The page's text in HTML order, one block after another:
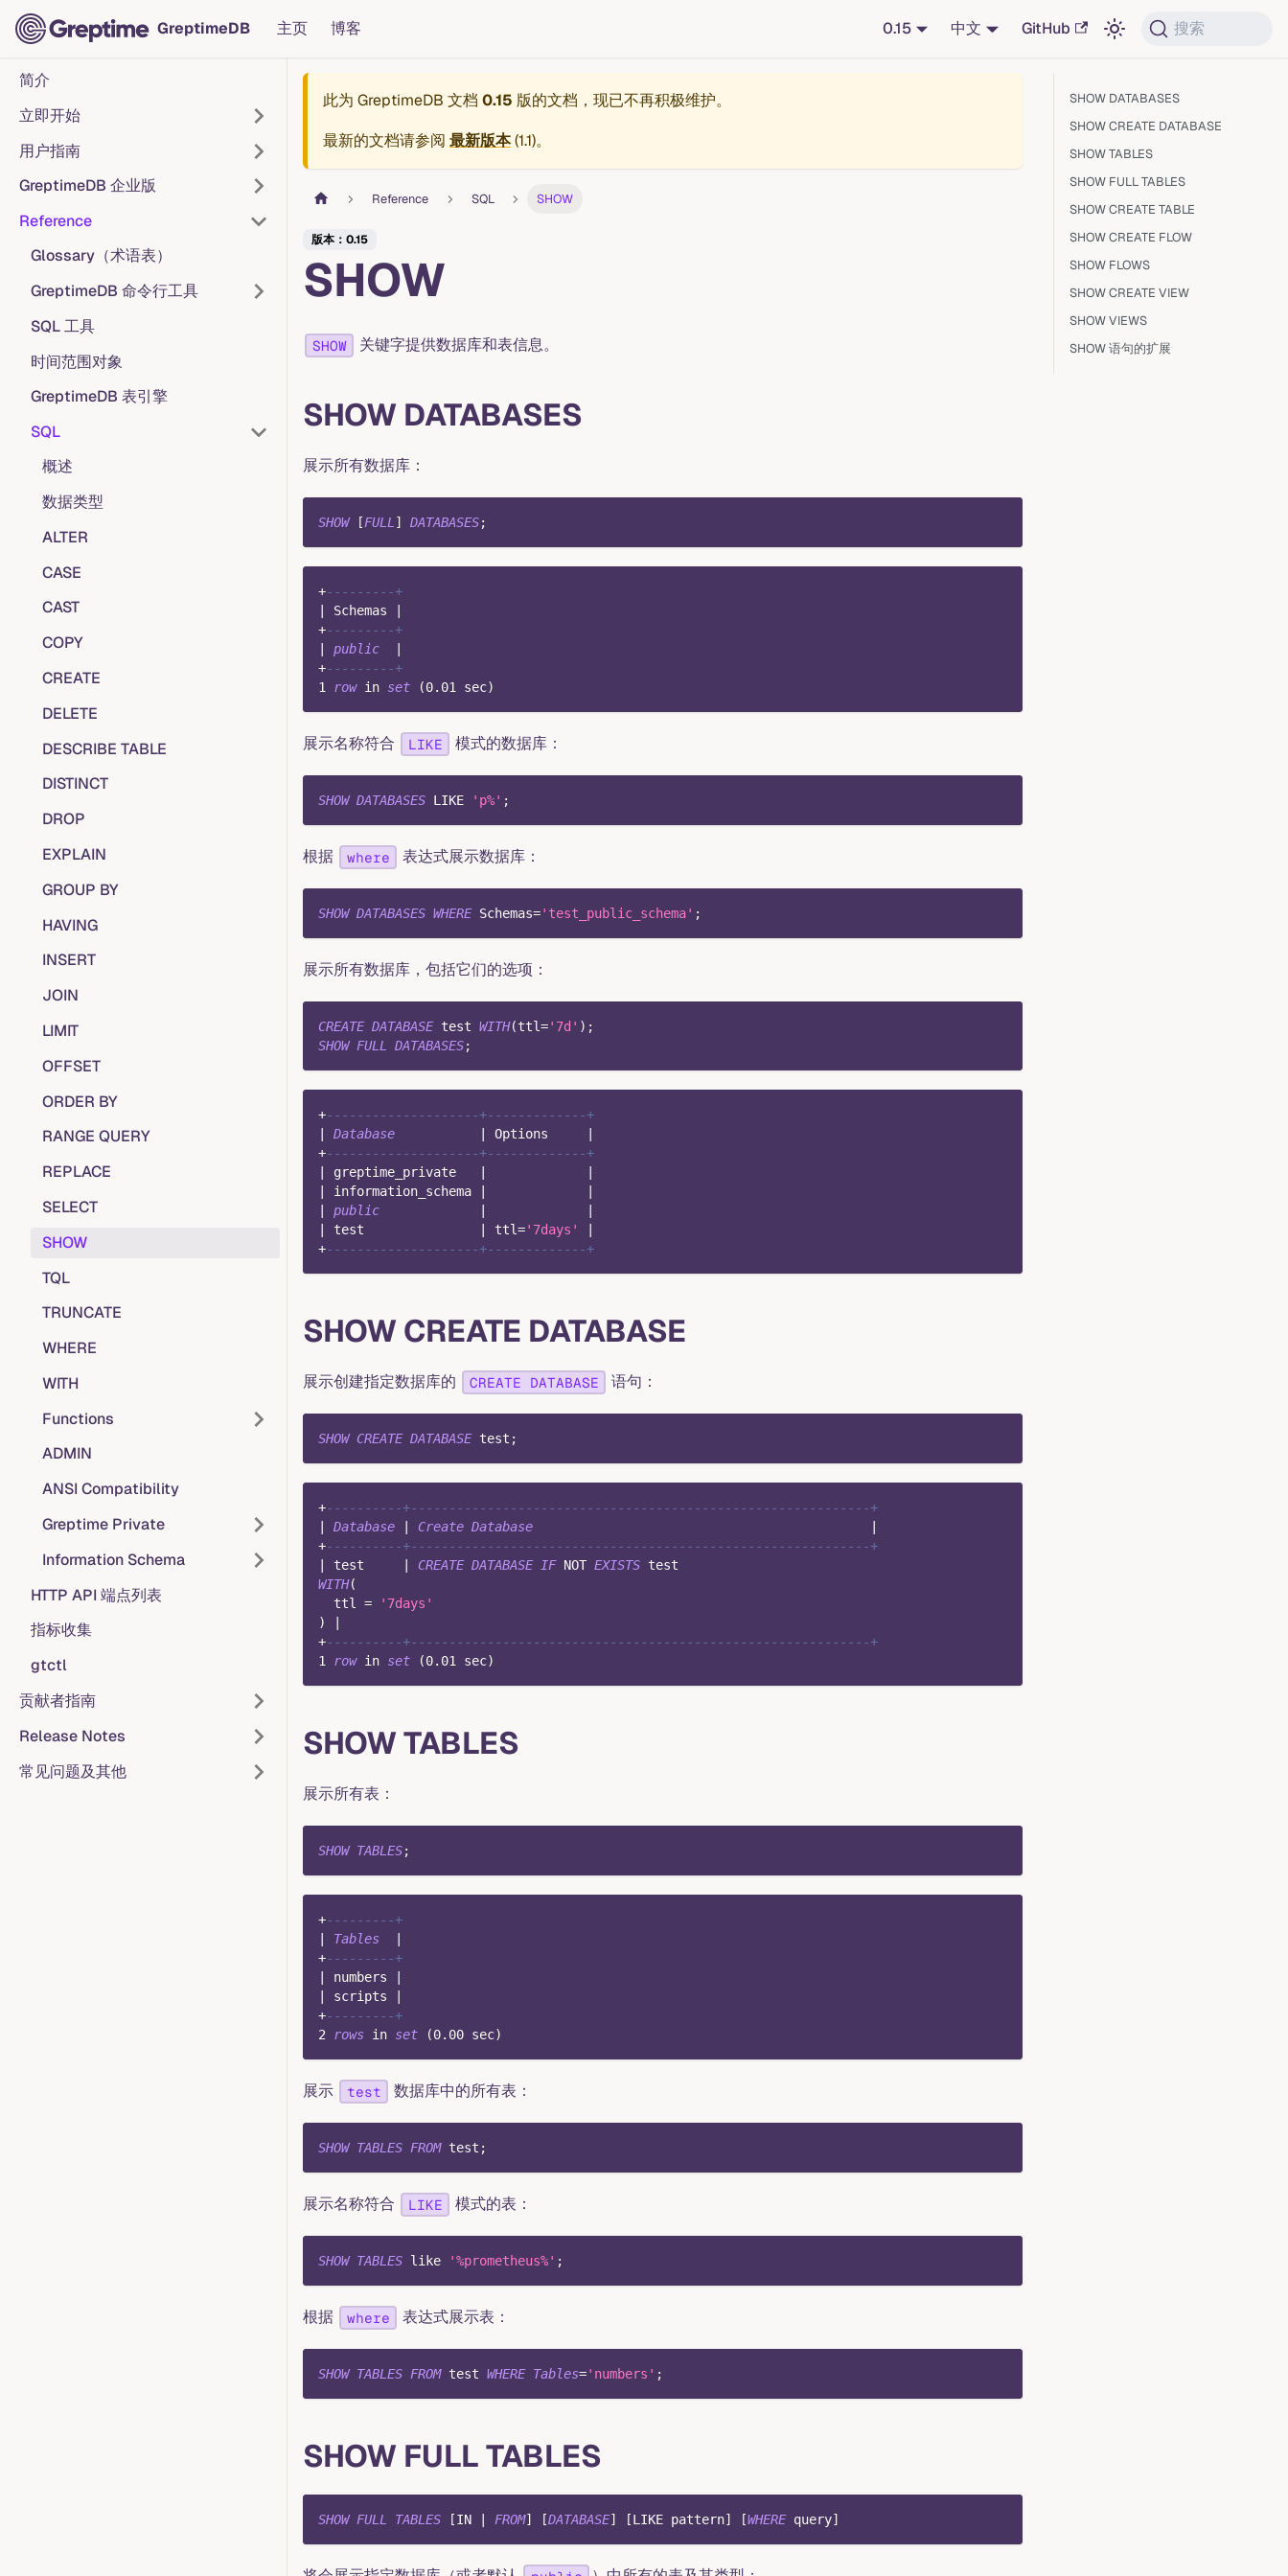
GreptimeDB 主页 博客 0.15 中文 GitHub 搜索
简介
立即开始
用户指南
GreptimeDB 企业版
Reference
Glossary（术语表）
GreptimeDB 命令行工具
SQL 工具
时间范围对象
GreptimeDB 表引擎
SQL
概述
数据类型
ALTER
CASE
CAST
COPY
CREATE
DELETE
DESCRIBE TABLE
DISTINCT
DROP
EXPLAIN
GROUP BY
HAVING
INSERT
JOIN
LIMIT
OFFSET
ORDER BY
RANGE QUERY
REPLACE
SELECT
SHOW
TQL
TRUNCATE
WHERE
WITH
Functions
ADMIN
ANSI Compatibility
Greptime Private
Information Schema
HTTP API 端点列表
指标收集
gtctl
贡献者指南
Release Notes
常见问题及其他
此为 GreptimeDB 文档 0.15 版的文档，现已不再积极维护。
最新的文档请参阅 最新版本(1.1)。
Reference SQL SHOW
版本：0.15
SHOW
SHOW 关键字提供数据库和表信息。
SHOW DATABASES
展示所有数据库：
SHOW [FULL ] DATABASES;
+---------+
Schemas
+---------+
public
+---------+
1
row in set (0.01 sec)
展示名称符合 LIKE 模式的数据库：
SHOW DATABASES LIKE 'p%' ;
根据 where 表达式展示数据库：
SHOW DATABASES WHERE Schemas='test_public_schema' ;
展示所有数据库，包括它们的选项：
CREATE DATABASE test WITH(ttl='7d' ) ;
SHOW FULL DATABASES;
+--------------------+-------------+
Database Options
+--------------------+-------------+
greptime_private
information_schema
public
test ttl='7days'
+--------------------+-------------+
SHOW CREATE DATABASE
展示创建指定数据库的 CREATE DATABASE 语句：
SHOW CREATE DATABASE test ;
+----------+------------------------------------------------------------+
Database Create Database
+----------+------------------------------------------------------------+
test CREATE DATABASE IF NOT EXISTS test
WITH(
  ttl
=
'7days'
)
+----------+------------------------------------------------------------+
1
row in set (0.01 sec)
SHOW TABLES
展示所有表：
SHOW TABLES;
+---------+
Tables
+---------+
numbers
scripts
+---------+
2
rows in set (0.00 sec)
展示 test 数据库中的所有表：
SHOW TABLES FROM test ;
展示名称符合 LIKE 模式的表：
SHOW TABLES like '%prometheus%' ;
根据 where 表达式展示表：
SHOW TABLES FROM test WHERE Tables='numbers' ;
SHOW FULL TABLES
SHOW FULL TABLES [IN FROM] [DATABASE] [LIKE pattern] [WHERE query]
SHOW DATABASES
SHOW CREATE DATABASE
SHOW TABLES
SHOW FULL TABLES
SHOW CREATE TABLE
SHOW CREATE FLOW
SHOW FLOWS
SHOW CREATE VIEW
SHOW VIEWS
SHOW 语句的扩展